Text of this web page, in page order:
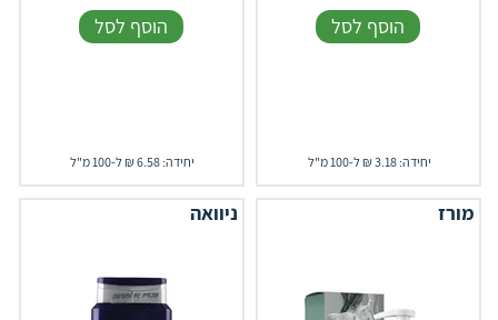
הוסף לסל
יחידה: 3.18 ₪ ל-100 מ"ל
הוסף לסל
יחידה: 6.58 ₪ ל-100 מ"ל
מורז ניוואה